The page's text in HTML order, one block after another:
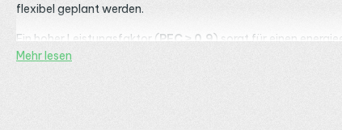
flexibel geplant werden.
Ein hoher Leistungsfaktor (PFC ≥ 0,9) sorgt für einen
gewährleisten eine sichere Anwendung im Wohn-,
Mehr lesen